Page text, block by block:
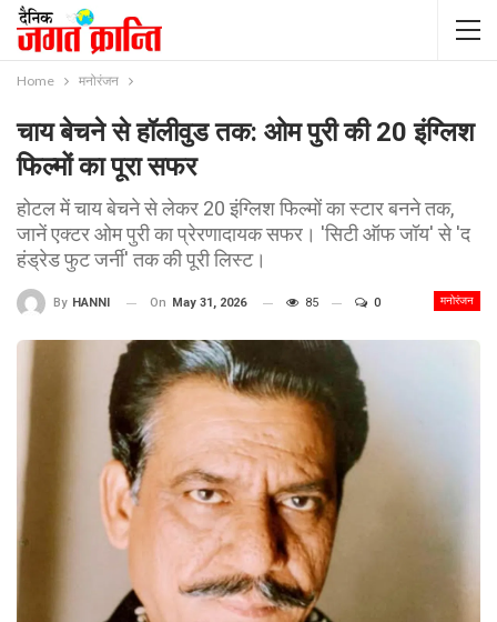
Home मनोरंजन
चाय बेचने से हॉलीवुड तक: ओम पुरी की 20 इंग्लिश
फिल्मों का पूरा सफर
होटल में चाय बेचने से लेकर 20 इंग्लिश फिल्मों का स्टार बनने तक,
जानें एक्टर ओम पुरी का प्रेरणादायक सफर। 'सिटी ऑफ जॉय' से 'द
हंड्रेड फुट जर्नी' तक की पूरी लिस्ट।
मनोरंजन
By HANNI On May 31, 2026 85 0